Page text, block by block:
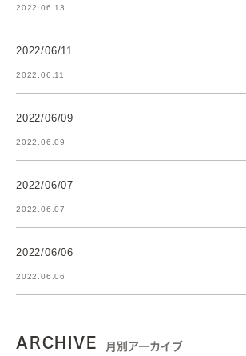
2022.06.13
2022/06/11
2022.06.11
2022/06/09
2022.06.09
2022/06/07
2022.06.07
2022/06/06
2022.06.06
ARCHIVE 月別アーカイブ